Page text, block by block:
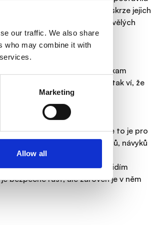
our traffic. We also share
who may combine it with
Marketing
Allow all
vedením daří. Provázím je skrze jejich
nám dovolují dosahovat skvělých
ale důležité je, že pro to, kam
ostatní. A kdo mě zná, tak ví, že
nikomu neřekl/a. Myslím, že to je pro
při komunikaci jejich cílů, návyků
co dělá každého člověka
velmi dobře naslouchat. Vidím
bezpečné růst, ale zároveň je v něm